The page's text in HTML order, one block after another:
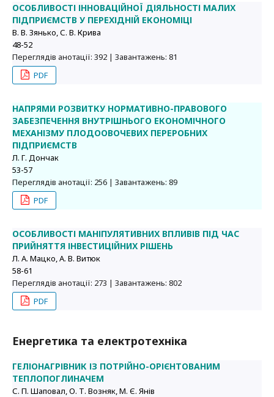
ОСОБЛИВОСТІ ІННОВАЦІЙНОЇ ДІЯЛЬНОСТІ МАЛИХ
ПІДПРИЄМСТВ У ПЕРЕХІДНІЙ ЕКОНОМІЦІ
В. В. Зянько, С. В. Крива
48-52
Переглядів анотації: 392 | Завантажень: 81
PDF
НАПРЯМИ РОЗВИТКУ НОРМАТИВНО-ПРАВОВОГО
ЗАБЕЗПЕЧЕННЯ ВНУТРІШНЬОГО ЕКОНОМІЧНОГО
МЕХАНІЗМУ ПЛОДООВОЧЕВИХ ПЕРЕРОБНИХ
ПІДПРИЄМСТВ
Л. Г. Дончак
53-57
Переглядів анотації: 256 | Завантажень: 89
PDF
ОСОБЛИВОСТІ МАНІПУЛЯТИВНИХ ВПЛИВІВ ПІД ЧАС
ПРИЙНЯТТЯ ІНВЕСТИЦІЙНИХ РІШЕНЬ
Л. А. Мацко, А. В. Витюк
58-61
Переглядів анотації: 273 | Завантажень: 802
PDF
Енергетика та електротехніка
ГЕЛІОНАГРІВНИК ІЗ ПОТРІЙНО-ОРІЄНТОВАНИМ
ТЕПЛОПОГЛИНАЧЕМ
С. П. Шаповал, О. Т. Возняк, М. Є. Янів